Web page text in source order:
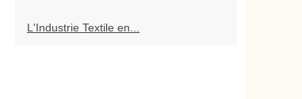
L'Industrie Textile en...